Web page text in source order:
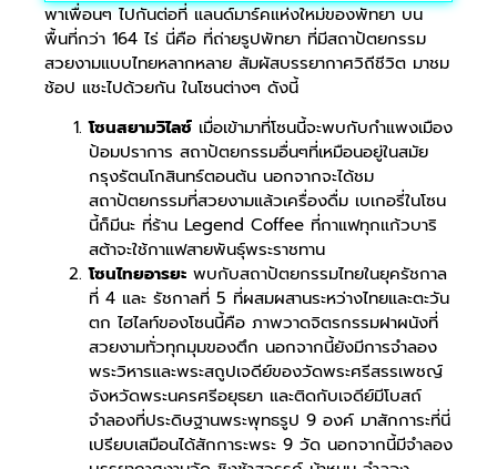
พาเพื่อนๆ ไปกันต่อที่ แลนด์มาร์คแห่งใหม่ของพัทยา บน
พื้นที่กว่า 164 ไร่ นี่คือ ที่ถ่ายรูปพัทยา ที่มีสถาปัตยกรรม
สวยงามแบบไทยหลากหลาย สัมผัสบรรยากาศวิถีชีวิต มาชม
ช้อป แชะไปด้วยกัน ในโซนต่างๆ ดังนี้
โซนสยามวิไลซ์ เมื่อเข้ามาที่โซนนี้จะพบกับกำแพงเมือง
ป้อมปราการ สถาปัตยกรรมอื่นๆที่เหมือนอยู่ในสมัย
กรุงรัตนโกสินทร์ตอนต้น นอกจากจะได้ชม
สถาปัตยกรรมที่สวยงามแล้วเครื่องดื่ม เบเกอรี่ในโซน
นี้ก็มีนะ ที่ร้าน Legend Coffee ที่กาแฟทุกแก้วบาริ
สต้าจะใช้กาแฟสายพันธุ์พระราชทาน
โซนไทยอารยะ พบกับสถาปัตยกรรมไทยในยุครัชกาล
ที่ 4 และ รัชกาลที่ 5 ที่ผสมผสานระหว่างไทยและตะวัน
ตก ไฮไลท์ของโซนนี้คือ ภาพวาดจิตรกรรมฝาผนังที่
สวยงามทั่วทุกมุมของตึก นอกจากนี้ยังมีการจำลอง
พระวิหารและพระสถูปเจดีย์ของวัดพระศรีสรรเพชญ์
จังหวัดพระนครศรีอยุธยา และติดกับเจดีย์มีโบสถ์
จำลองที่ประดิษฐานพระพุทธรูป 9 องค์ มาสักการะที่นี่
เปรียบเสมือนได้สักการะพระ 9 วัด นอกจากนี้มีจำลอง